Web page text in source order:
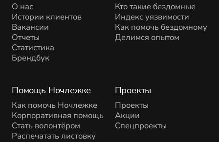
О нас
Истории клиентов
Вакансии
Отчеты
Статистика
Брендбук
Помощь Ночлежке
Как помочь Ночлежке
Корпоративная помощь
Стать волонтёром
Распечатать листовку
Проекты
Проекты
Акции
Спецпроекты
Кто такие бездомные
Индекс уязвимости
Как помочь бездомному
Делимся опытом